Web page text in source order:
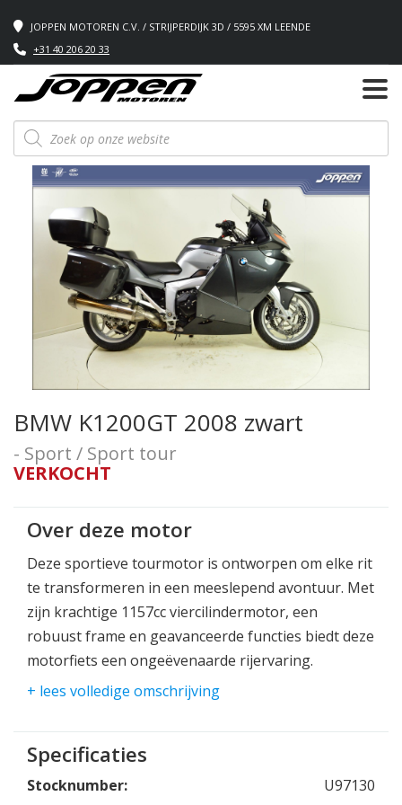
JOPPEN MOTOREN C.V. / STRIJPERDIJK 3D / 5595 XM LEENDE
+31 40 206 20 33
Producten
zoeken
BMW K1200GT 2008 zwart
- Sport / Sport tour
VERKOCHT
Over deze motor
Deze sportieve tourmotor is ontworpen om elke rit
te transformeren in een meeslepend avontuur. Met
zijn krachtige 1157cc viercilindermotor, een
robuust frame en geavanceerde functies biedt deze
motorfiets een ongeëvenaarde rijervaring.
Of je nu op zoek bent naar langeafstandstochten
stad, de K1200GT is de perfecte metgezel. Het
comfortabele zadel, het verstelbare windscherm en
de genereuze opbergruimte maken elke reis
+ lees volledige omschrijving
Specificaties
Stocknumber:
U97130